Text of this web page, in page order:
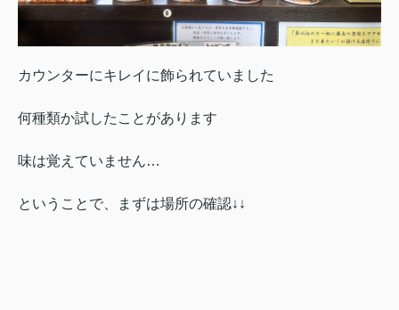
カウンターにキレイに飾られていました
何種類か試したことがあります
味は覚えていません…
ということで、まずは場所の確認↓↓